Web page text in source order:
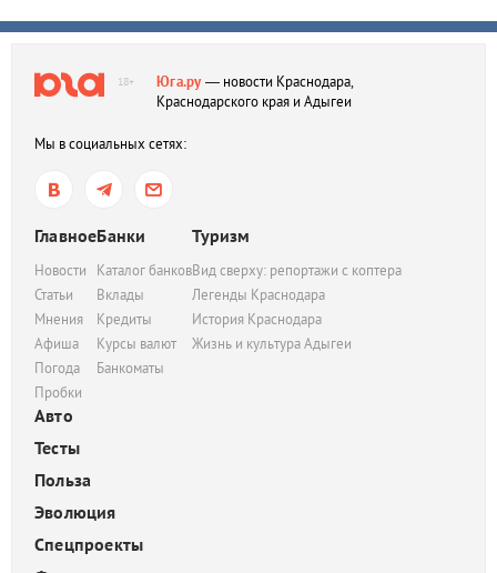
18+ Юга.ру— новости Краснодара,
Краснодарского края и Адыгеи
Мы в социальных сетях:
Главное
Новости
Статьи
Мнения
Афиша
Погода
Пробки
Банки
Каталог банков
Вклады
Кредиты
Курсы валют
Банкоматы
Туризм
Вид сверху: репортажи с коптера
Легенды Краснодара
История Краснодара
Жизнь и культура Адыгеи
Авто
Тесты
Польза
Эволюция
Спецпроекты